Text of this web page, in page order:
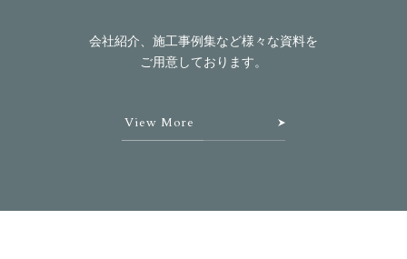
会社紹介、施工事例集など様々な資料を
ご用意しております。
View More